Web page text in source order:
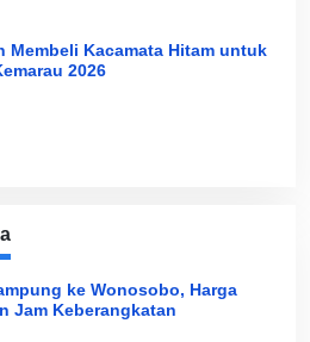
Membeli Kacamata Hitam untuk
2026
ke Wonosobo, Harga
Jam Keberangkatan